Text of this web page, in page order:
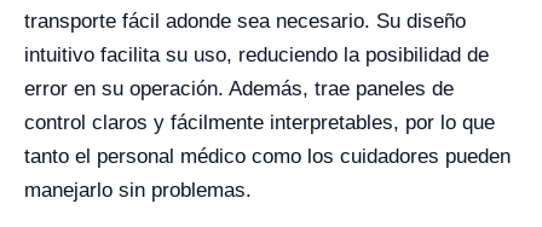
transporte fácil adonde sea necesario. Su diseño
intuitivo facilita su uso, reduciendo la posibilidad de
error en su operación. Además, trae paneles de
control claros y fácilmente interpretables, por lo que
tanto el personal médico como los cuidadores pueden
manejarlo sin problemas.